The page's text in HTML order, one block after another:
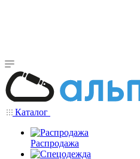
Каталог
Распродажа